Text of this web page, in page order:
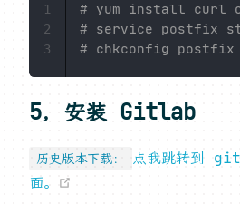
# yum install curl
# service postfix
# chkconfig postfix
1
2
3
5，安装 Gitlab
历史版本下载：
点我跳转到
面。